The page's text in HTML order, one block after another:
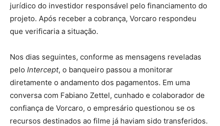
jurídico do investidor responsável pelo financiamento do
projeto. Após receber a cobrança, Vorcaro respondeu
que verificaria a situação.
Nos dias seguintes, conforme as mensagens reveladas
pelo Intercept, o banqueiro passou a monitorar
diretamente o andamento dos pagamentos. Em uma
conversa com Fabiano Zettel, cunhado e colaborador de
confiança de Vorcaro, o empresário questionou se os
recursos destinados ao filme já haviam sido transferidos.